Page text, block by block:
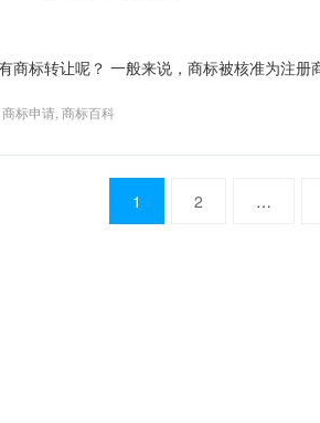
商标转让呢？ 一般来说，商标被核准为注
商标申请 商标百科
1 2 …